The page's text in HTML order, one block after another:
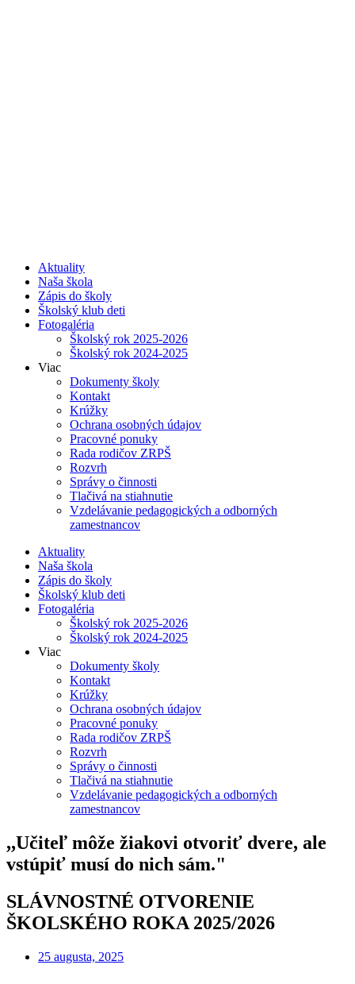
Aktuality
Naša škola
Zápis do školy
Školský klub deti
Fotogaléria
Školský rok 2025-2026
Školský rok 2024-2025
Viac
Dokumenty školy
Kontakt
Krúžky
Ochrana osobných údajov
Pracovné ponuky
Rada rodičov ZRPŠ
Rozvrh
Správy o činnosti
Tlačivá na stiahnutie
Vzdelávanie pedagogických a odborných
zamestnancov
Aktuality
Naša škola
Zápis do školy
Školský klub deti
Fotogaléria
Školský rok 2025-2026
Školský rok 2024-2025
Viac
Dokumenty školy
Kontakt
Krúžky
Ochrana osobných údajov
Pracovné ponuky
Rada rodičov ZRPŠ
Rozvrh
Správy o činnosti
Tlačivá na stiahnutie
Vzdelávanie pedagogických a odborných
zamestnancov
,,Učiteľ môže žiakovi otvoriť dvere, ale
vstúpiť musí do nich sám."
SLÁVNOSTNÉ OTVORENIE
ŠKOLSKÉHO ROKA 2025/2026
25 augusta, 2025